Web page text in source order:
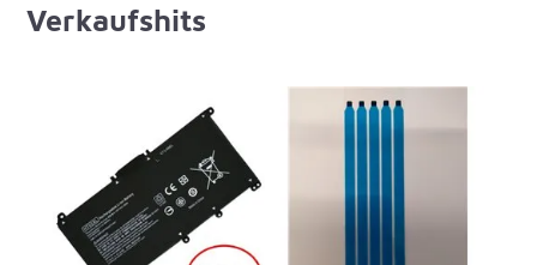
Verkaufshits